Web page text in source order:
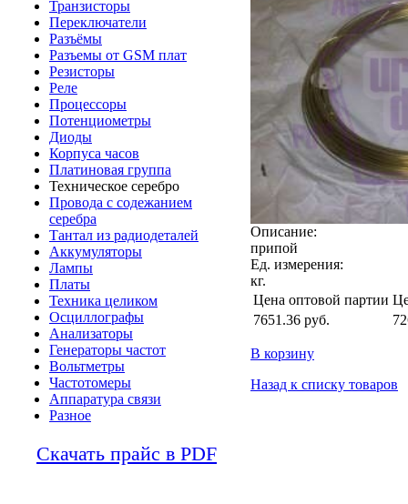
Транзисторы
Переключатели
Разъёмы
Разъемы от GSM плат
Резисторы
Реле
Процессоры
Потенциометры
Диоды
Корпуса часов
Платиновая группа
Техническое серебро
Провода с содежанием
серебра
Тантал из радиодеталей
Аккумуляторы
Лампы
Платы
Техника целиком
Осциллографы
Анализаторы
Генераторы частот
Вольтметры
Частотомеры
Аппаратура связи
Разное
Скачать прайс в PDF
Описание:
припой
Ед. измерения:
кг.
Цена оптовой партии
7651.36 руб.
В корзину
Назад к списку товаров